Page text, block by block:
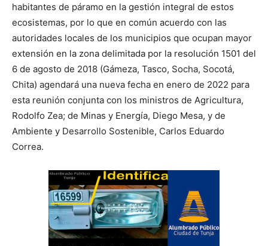
habitantes de páramo en la gestión integral de estos
ecosistemas, por lo que en común acuerdo con las
autoridades locales de los municipios que ocupan mayor
extensión en la zona delimitada por la resolución 1501 del
6 de agosto de 2018 (Gámeza, Tasco, Socha, Socotá,
Chita) agendará una nueva fecha en enero de 2022 para
esta reunión conjunta con los ministros de Agricultura,
Rodolfo Zea; de Minas y Energía, Diego Mesa, y de
Ambiente y Desarrollo Sostenible, Carlos Eduardo
Correa.